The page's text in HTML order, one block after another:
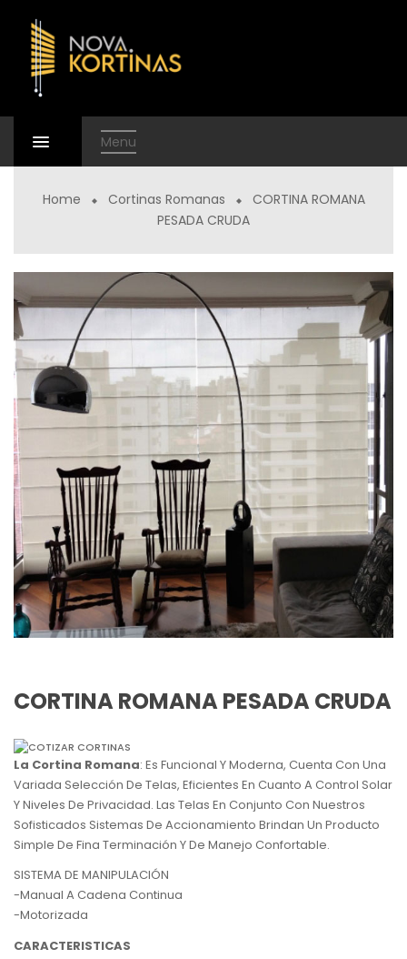
Menu
Home Cortinas Romanas
CORTINA ROMANA
PESADA CRUDA
CORTINA ROMANA PESADA CRUDA
La Cortina Romana: Es Funcional Y Moderna, Cuenta Con Una
Variada Selección De Telas, Eficientes En Cuanto A Control Solar
Y Niveles De Privacidad. Las Telas En Conjunto Con Nuestros
Sofisticados Sistemas De Accionamiento Brindan Un Producto
Simple De Fina Terminación Y De Manejo Confortable.
SISTEMA DE MANIPULACIÓN
-Manual A Cadena Continua
-Motorizada
CARACTERISTICAS